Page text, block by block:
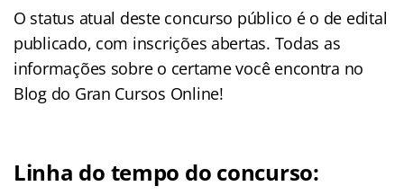
O status atual deste concurso público é o de edital
publicado, com inscrições abertas. Todas as
informações sobre o certame você encontra no
Blog do Gran Cursos Online!
Linha do tempo do concurso: